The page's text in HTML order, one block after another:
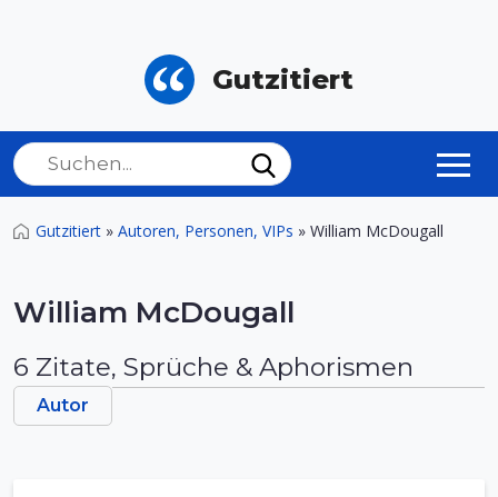
Gutzitiert
Gutzitiert » Autoren, Personen, VIPs » William McDougall
William McDougall
6 Zitate, Sprüche & Aphorismen
Autor